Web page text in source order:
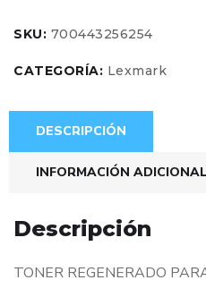
SKU: 700443256254
CATEGORÍA: Lexmark
DESCRIPCIÓN
INFORMACIÓN ADICIONAL
Descripción
TONER REGENERADO